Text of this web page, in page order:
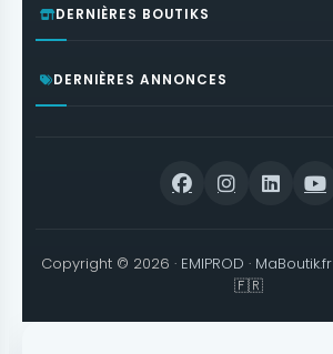
DERNIÈRES BOUTIKS
DERNIÈRES ANNONCES
Copyright © 2026 · EMIPROD · MaBoutik.fr
🇫🇷